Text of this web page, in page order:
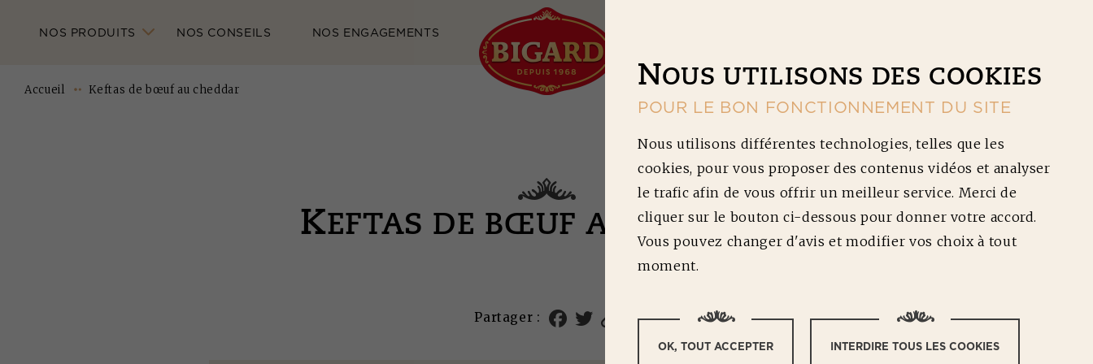
NOS PRODUITS NOS CONSEILS NOS ENGAGEMENTS
Accueil Keftas de bœuf au cheddar
KEFTAS DE BŒUF AU CHEDDAR
Partager :
NOUS UTILISONS DES COOKIES
POUR LE BON FONCTIONNEMENT DU SITE
Nous utilisons différentes technologies, telles que les
cookies, pour vous proposer des contenus vidéos et analyser
le trafic afin de vous offrir un meilleur service. Merci de
cliquer sur le bouton ci-dessous pour donner votre accord.
Vous pouvez changer d'avis et modifier vos choix à tout
moment.
OK, TOUT ACCEPTER INTERDIRE TOUS LES COOKIES